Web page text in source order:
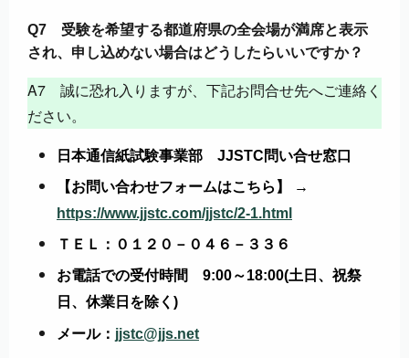
Q7 受験を希望する都道府県の全会場が満席と表示
され、申し込めない場合はどうしたらいいですか？
A7 誠に恐れ入りますが、下記お問合せ先へご連絡く
ださい。
日本通信紙試験事業部 JJSTC問い合せ窓口
【お問い合わせフォームはこちら】 →
https://www.jjstc.com/jjstc/2-1.html
ＴＥＬ：０１２０－０４６－３３６
お電話での受付時間 9:00～18:00(土日、祝祭
日、休業日を除く)
メール： jjstc@jjs.net